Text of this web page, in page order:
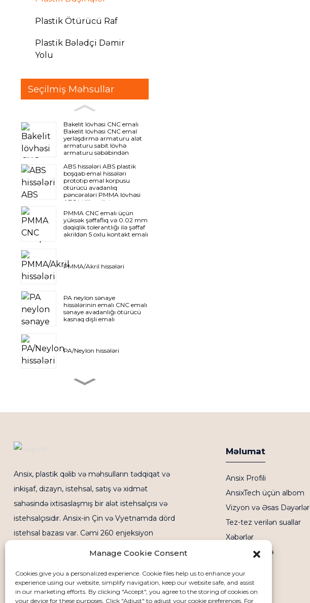
Plastik Ötürücü Raf
Plastik Bələdçi Dəmir
Yolu
Seçilmiş Məhsullar
Bakelit lövhəsi CNC emalı
Bakelit lövhəsi CNC emal
yerləşdirmə armaturu alət
armaturu sabit lövhə
armaturu səbəbindən
ötürücü avadanlığı
ABS hissələri ABS plastik
boşqab emal hissələri
prototip emal korpusu
ötürücü avadanlıq
pəncərələri PMMA lövhəsi
ABS istilik radiatoru
PMMA CNC emalı üçün
yüksək şəffaflıq və 0.02 mm
dəqiqlik tolerantlığı ilə şəffaf
akrildən 5 oxlu kontakt emalı
PMMA/Akril hissələri
PA neylon sənaye
hissələrinin emalı CNC emalı
sənaye avadanlığı ötürücü
kasnaq dişli emalı
PA/Neylon hissələri
POM top dişli turbin emal
hissələri sənaye ötürücü
POM CNC hissələri
PVDF hissələri Sənaye
idarəetmə avadanlığı PVDF
hissələr CNC emalı PVDF
PVDF hissələri
Ansix, plastik qəlib və məhsulların tədqiqat və
inkişaf, dizayn, istehsal, satış və xidmət
sahəsində ixtisaslaşmış bir alət istehsalçısı və
istehsalçısıdır. Ansix-in Çin və Vyetnamda dörd
istehsal bazası var. Cəmi 260 enjeksiyon
Məlumat
Ansix Profili
AnsixTech üçün albom
Vizyon və Əsas Dəyərlər
Tez-tez verilən suallar
Xəbərlər
Bizimlə Əlaqə
Manage Cookie Consent
Cookies give you a personalized experience. Cookie files help us to enhance your
experience using our website, simplify navigation, keep our website safe, and assist
in our marketing efforts. By clicking "Accept", you agree to the storing of cookies on
your device for these purposes. Click "Adjust" to adjust your cookie preferences. For